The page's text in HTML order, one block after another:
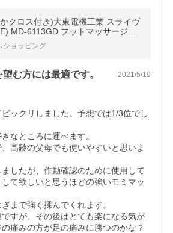
クロス付き)大東電機工業 スライヴ
MD-6113GD フットマッサージャ
ピング不可）（メール便不可）
ショッピング
む方には最適です。 2021/5/19
ックリしました。予想では1/3位でし
なところに運べます。
高齢の父母でも使いやすいと思いま
したが、作動確認のために使用して
て欲しいと思うほどの強いモミマッ
まで強く揉んでくれます。
すが、その後はとても楽になる気が
痛みの方が足の痛みに勝つのかな？